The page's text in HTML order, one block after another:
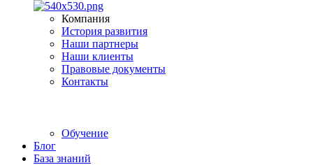
Компания
История развития
Наши партнеры
Наши клиенты
Правовые документы
Контакты
Обучение
Блог
База знаний